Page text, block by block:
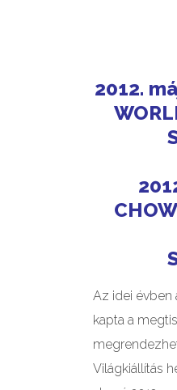
2012.
Az idei évben
kapta a
Világkiállítás